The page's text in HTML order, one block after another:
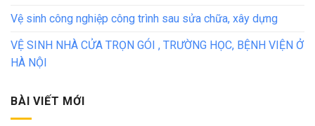
Vệ sinh công nghiệp công trình sau sửa chữa, xây dựng
VỆ SINH NHÀ CỬA TRỌN GÓI , TRƯỜNG HỌC, BỆNH VIỆN Ở
HÀ NỘI
BÀI VIẾT MỚI